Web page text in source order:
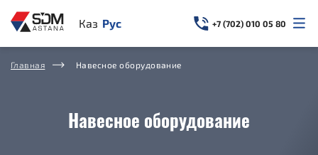
Казахский
Русский +7 (702) 010 05 80
Главная Навесное оборудование
Навесное оборудование